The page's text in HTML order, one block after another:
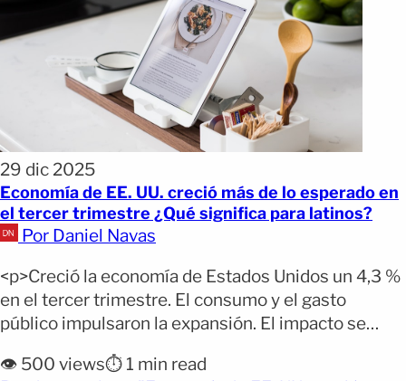
29 dic 2025
Economía de EE. UU. creció más de lo esperado en
el tercer trimestre ¿Qué significa para latinos?
Por Daniel Navas
<p>Creció la economía de Estados Unidos un 4,3 %
en el tercer trimestre. El consumo y el gasto
público impulsaron la expansión. El impacto se
económica. La economía de Estados Unidos mostró
👁️ 500 views⏱️ 1 min read